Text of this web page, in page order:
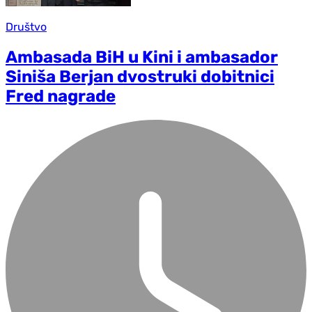
Društvo
Ambasada BiH u Kini i ambasador
Siniša Berjan dvostruki dobitnici
Fred nagrade